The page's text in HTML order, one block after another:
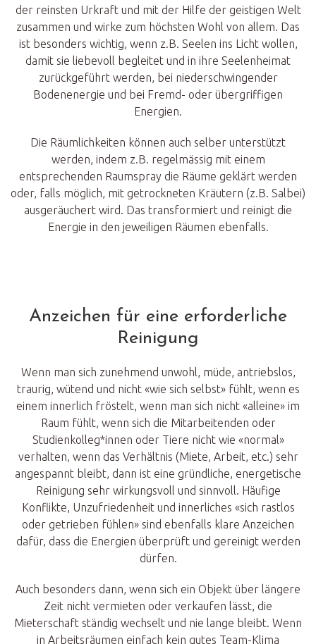
der reinsten Urkraft und mit der Hilfe der geistigen Welt
zusammen und wirke zum höchsten Wohl von allem. Das
ist besonders wichtig, wenn z.B. Seelen ins Licht wollen,
damit sie liebevoll begleitet und in ihre Seelenheimat
zurückgeführt werden, bei niederschwingender
Bodenenergie und bei Fremd- oder übergriffigen
Energien.
Die Räumlichkeiten können auch selber unterstützt
werden, indem z.B. regelmässig mit einem
entsprechenden Raumspray die Räume geklärt werden
oder, falls möglich, mit getrockneten Kräutern (z.B. Salbei)
ausgeräuchert wird. Das transformiert und reinigt die
Energie in den jeweiligen Räumen ebenfalls.
Anzeichen für eine erforderliche
Reinigung
Wenn man sich zunehmend unwohl, müde, antriebslos,
traurig, wütend und nicht «wie sich selbst» fühlt, wenn es
einem innerlich fröstelt, wenn man sich nicht «alleine» im
Raum fühlt, wenn sich die Mitarbeitenden oder
Studienkolleg*innen oder Tiere nicht wie «normal»
verhalten, wenn das Verhältnis (Miete, Arbeit, etc.) sehr
angespannt bleibt, dann ist eine gründliche, energetische
Reinigung sehr wirkungsvoll und sinnvoll. Häufige
Konflikte, Unzufriedenheit und innerliches «sich rastlos
oder getrieben fühlen» sind ebenfalls klare Anzeichen
dafür, dass die Energien überprüft und gereinigt werden
dürfen.
Auch besonders dann, wenn sich ein Objekt über längere
Zeit nicht vermieten oder verkaufen lässt, die
Mieterschaft ständig wechselt und nie lange bleibt. Wenn
in Arbeitsräumen einfach kein gutes Team-Klima